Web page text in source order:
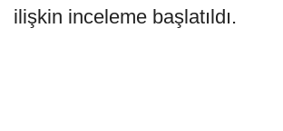
ilişkin inceleme başlatıldı.